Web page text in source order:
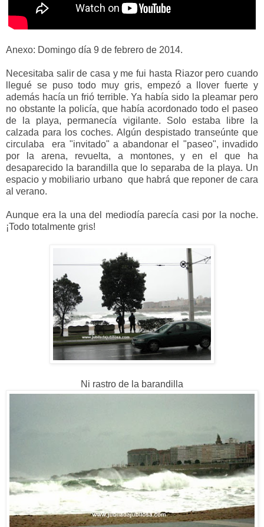
Anexo: Domingo día 9 de febrero de 2014.
Necesitaba salir de casa y me fui hasta Riazor pero cuando
llegué se puso todo muy gris, empezó a llover fuerte y
además hacía un frió terrible. Ya había sido la pleamar pero
no obstante la policía, que había acordonado todo el paseo
de la playa, permanecía vigilante. Solo estaba libre la
calzada para los coches. Algún despistado transeúnte que
circulaba era "invitado" a abandonar el "paseo", invadido
por la arena, revuelta, a montones, y en el que ha
desaparecido la barandilla que lo separaba de la playa. Un
espacio y mobiliario urbano que habrá que reponer de cara
al verano.
Aunque era la una del mediodía parecía casi por la noche.
¡Todo totalmente gris!
Ni rastro de la barandilla